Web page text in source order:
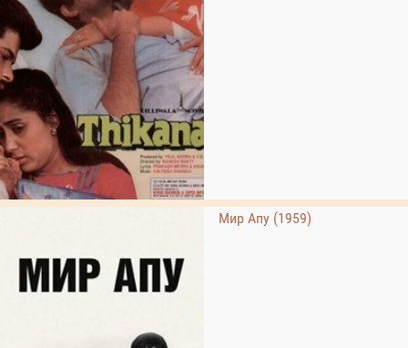
Мир Апу (1959)